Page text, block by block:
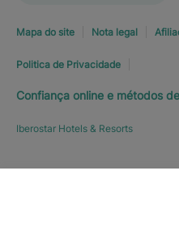
Mapa do site Nota legal
Politica de Privacidade
Confiança online e métodos
Iberostar Hotels & Resorts